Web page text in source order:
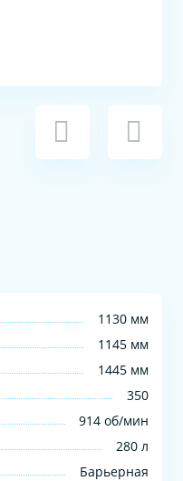
1130 мм
1145 мм
1445 мм
350
914 об/мин
280 л
Барьерная